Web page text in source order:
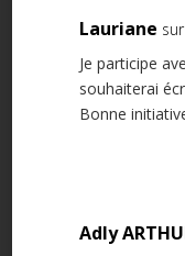
Lauriane
Je participe
souhaiterai
Bonne
Adly